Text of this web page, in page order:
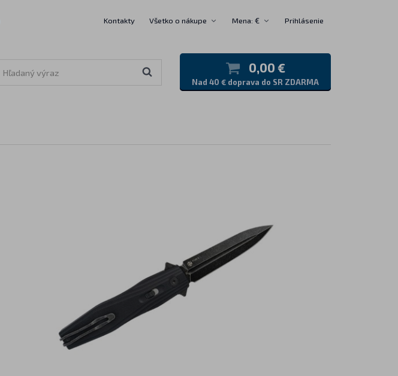
Kontakty Všetko o nákupe Mena: € Prihlásenie
0,00 €
Nad 40 € doprava do SR ZDARMA